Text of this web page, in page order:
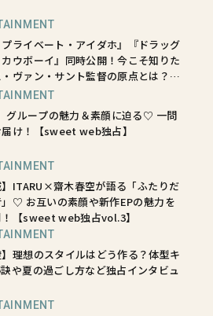
プライベート・アイダホ』『ドラッグ
ウボーイ』同時公開！今こそ知りた
ヴァン・サント監督の原点とは？
ービーインタビュー】
グループの魅力＆素顔に迫る♡ 一問
け！【sweet web独占】
】ITARU×齋木春空が語る「ふたりだ
♡ お互いの素顔や新作EPの魅力を
【sweet web独占vol.3】
】理想のスタイルはどう作る？体型キ
や夏の過ごし方など独占インタビュ